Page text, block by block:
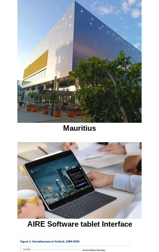
Mauritius
AIRE Software tablet Interface